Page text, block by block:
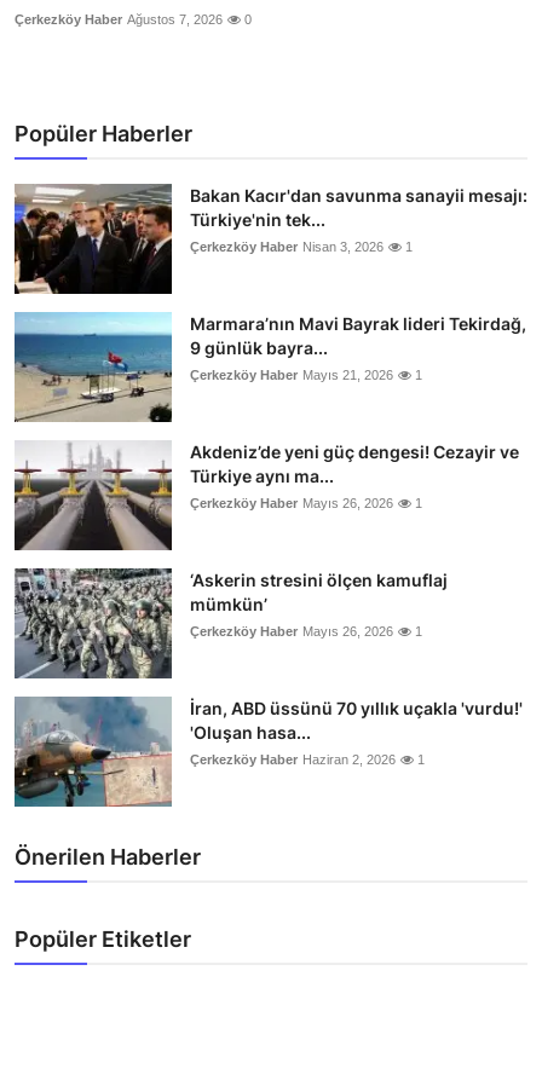
Çerkezköy Haber Ağustos 7, 2026 0
Popüler Haberler
Bakan Kacır'dan savunma sanayii mesajı:
Türkiye'nin tek...
Çerkezköy Haber Nisan 3, 2026 1
Marmara’nın Mavi Bayrak lideri Tekirdağ,
9 günlük bayra...
Çerkezköy Haber Mayıs 21, 2026 1
Akdeniz’de yeni güç dengesi! Cezayir ve
Türkiye aynı ma...
Çerkezköy Haber Mayıs 26, 2026 1
‘Askerin stresini ölçen kamuflaj
mümkün’
Çerkezköy Haber Mayıs 26, 2026 1
İran, ABD üssünü 70 yıllık uçakla 'vurdu!'
'Oluşan hasa...
Çerkezköy Haber Haziran 2, 2026 1
Önerilen Haberler
Popüler Etiketler